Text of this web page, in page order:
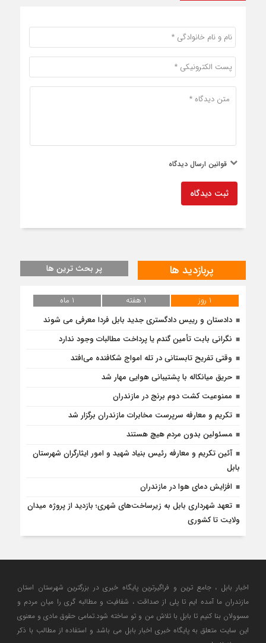
قوانین ارسال دیدگاه
ثبت دیدگاه
پربازدید ها پر بحث ترین ها
۱ روز ۱ هفته
۱ ماه
دادستان و رییس دادگستری جدید بابل فردا معرفی می شوند
نگرانی بابت تأمین گندم یا پرداخت مطالبات وجود ندارد
وقتی تفریح تابستانی در تله امواج شکافنده می‌افتد
حریق میانکاله با پشتیبانی هوایی مهار شد
ممنوعیت کشت دوم برنج در مازندران
تکریم و معارفه سرپرست مخابرات مازندران برگزار شد
‍مسئولین بدون مردم هیچ هستند
آئین تکریم و معارفه رئیس بنیاد شهید و امور ایثارگران شهرستان
بابل
افزایش دمای هوا در مازندران
تعهد شهرداری بابل به زیرساخت‌های شهری؛ بازدید از پروژه میدان
ولایت تا کشوری
اخبار بابل ، جامع ترین و فراگیرترین پایگاه خبری در بزرگترین شهرستان استان
مازندران ما آمده ایم تا پلی از صداقت ، شفافیت و مطالبه گری را میان مردم و
مسوولان بنا کنیم تا بابل با تلاش من و تو ساخته شود.تمامی حقوق مادی و معنوی
این سایت متعلق به پایگاه خبری اخبار بابل می باشد و استفاده از مطالب با ذکر